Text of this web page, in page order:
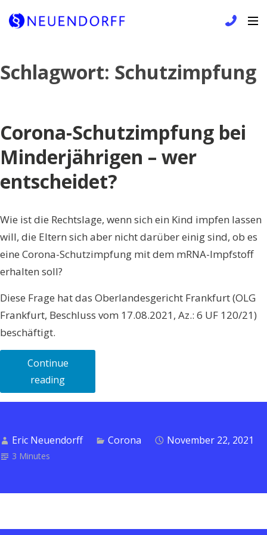
to
Schlagwort: Schutzimpfung
Corona-Schutzimpfung bei
Minderjährigen – wer
entscheidet?
Wie ist die Rechtslage, wenn sich ein Kind impfen lassen
will, die Eltern sich aber nicht darüber einig sind, ob es
eine Corona-Schutzimpfung mit dem mRNA-Impfstoff
erhalten soll?
Diese Frage hat das Oberlandesgericht Frankfurt (OLG
Frankfurt, Beschluss vom 17.08.2021, Az.: 6 UF 120/21)
beschäftigt.
Continue
reading„Corona-
Schutzimpfung
–
Eric Neuendorff Corona November 22, 2021
3 Minutes